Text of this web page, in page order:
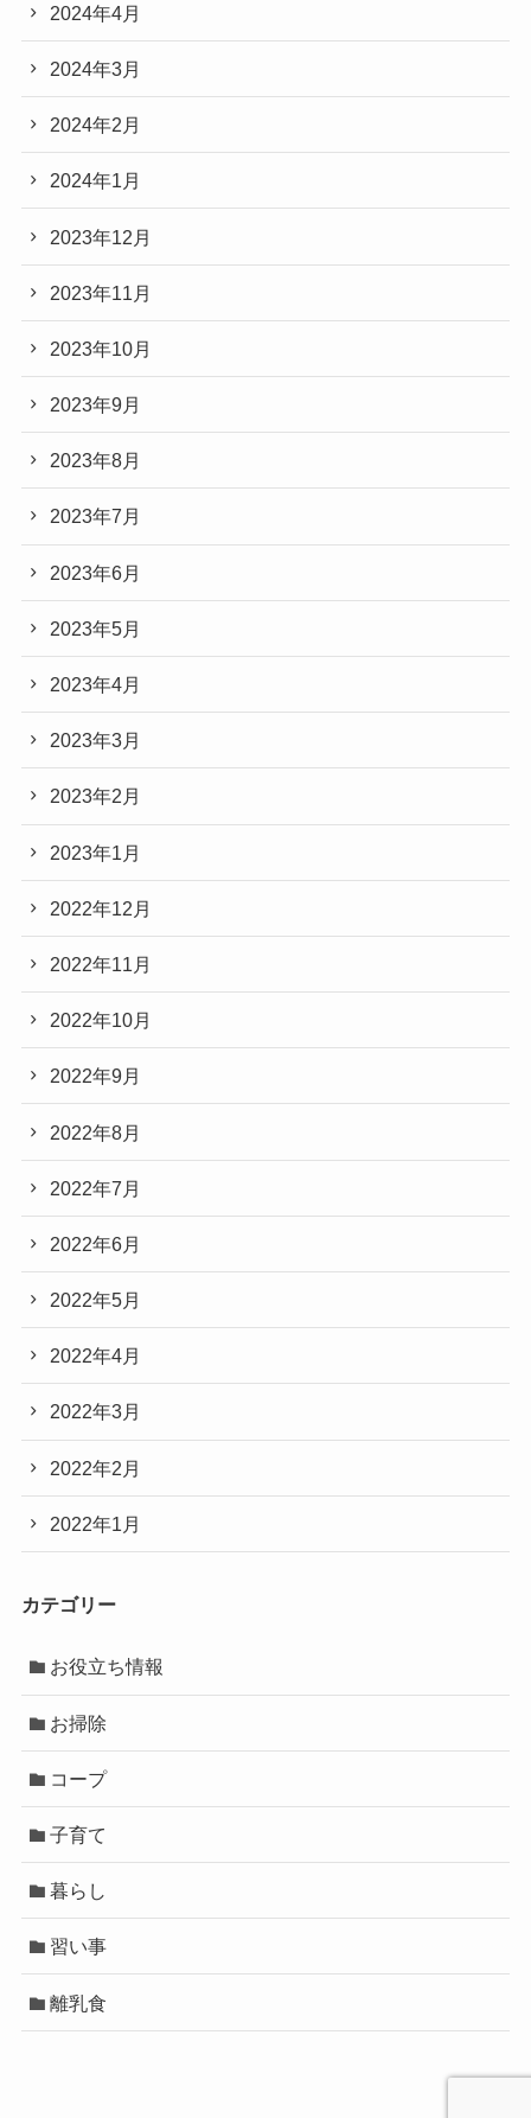
2024年4月
2024年3月
2024年2月
2024年1月
2023年12月
2023年11月
2023年10月
2023年9月
2023年8月
2023年7月
2023年6月
2023年5月
2023年4月
2023年3月
2023年2月
2023年1月
2022年12月
2022年11月
2022年10月
2022年9月
2022年8月
2022年7月
2022年6月
2022年5月
2022年4月
2022年3月
2022年2月
2022年1月
カテゴリー
お役立ち情報
お掃除
コープ
子育て
暮らし
習い事
離乳食